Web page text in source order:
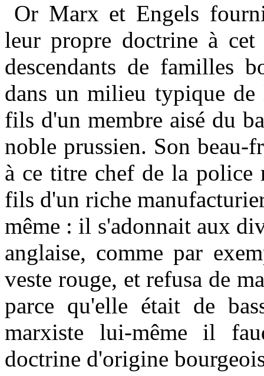
Or Marx et Engels
leur propre doctrine à
descendants de familles
dans un milieu typique
fils d'un membre aisé du
noble prussien. Son
à ce titre chef de la police
fils d'un riche
même : il s'adonnait aux
anglaise, comme par
veste rouge, et refusa de
parce qu'elle était de
marxiste lui-même il
doctrine d'origine